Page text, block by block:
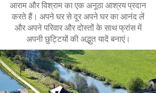
आराम और विश्राम का एक अनूठा आश्रय प्रदान
करते हैं। अपने घर से दूर अपने घर का आनंद लें
और अपने परिवार और दोस्तों के साथ फ्रांस में
अपनी छुट्टियों की अद्भुत यादें बनाएं।